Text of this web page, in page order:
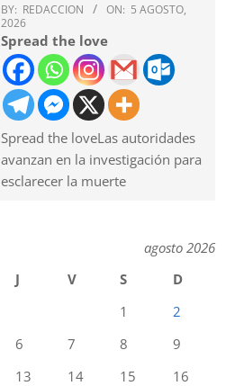
BY: REDACCION ON: 5 AGOSTO,
2026
Spread the love
Spread the loveLas autoridades
avanzan en la investigación para
esclarecer la muerte
agosto 2026
J V S
D
1
2
6 7 8
9
13 14 15
16